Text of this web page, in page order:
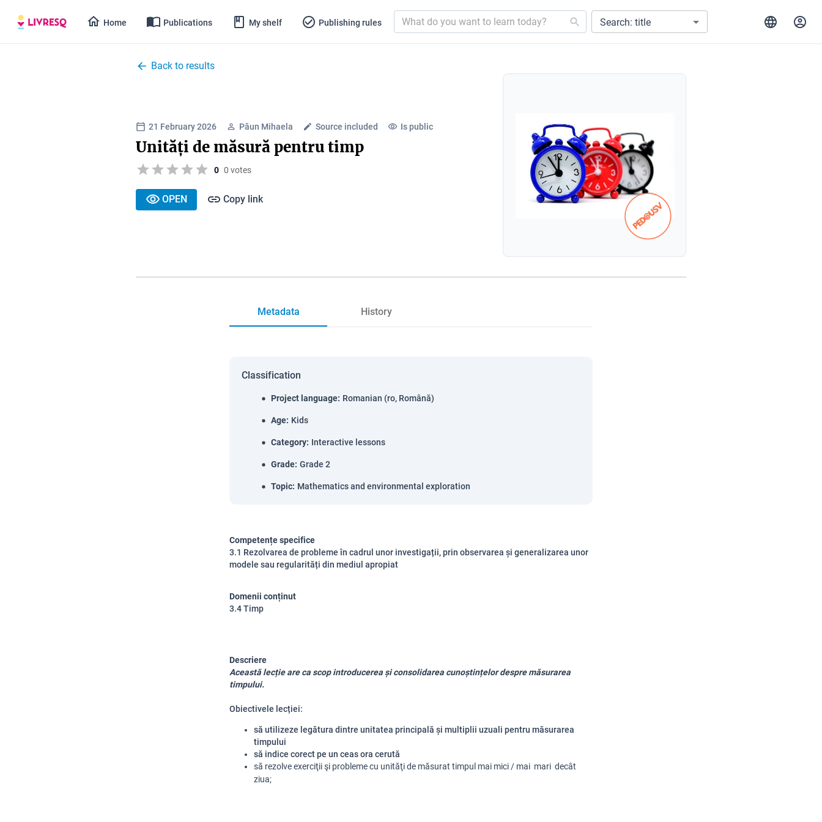
Home Publications My shelf Publishing rules Search: title
Back to results
21 February 2026 Păun Mihaela Source included Is public
Unități de măsură pentru timp
0 0 votes
OPEN Copy link
Metadata History
Classification
Project language: Romanian (ro, Română)
Age: Kids
Category: Interactive lessons
Grade: Grade 2
Topic: Mathematics and environmental exploration
Competențe specifice
3.1 Rezolvarea de probleme în cadrul unor investigații, prin observarea și generalizarea unor
modele sau regularități din mediul apropiat
Domenii conținut
3.4 Timp
Descriere
Această lecție are ca scop introducerea și consolidarea cunoștințelor despre măsurarea
timpului.
Obiectivele lecției:
să utilizeze legătura dintre unitatea principală și multiplii uzuali pentru măsurarea
timpului
să indice corect pe un ceas ora cerută
să rezolve exerciţiişi probleme cu unităţi de măsurat timpul mai mici / mai mari decât
ziua;